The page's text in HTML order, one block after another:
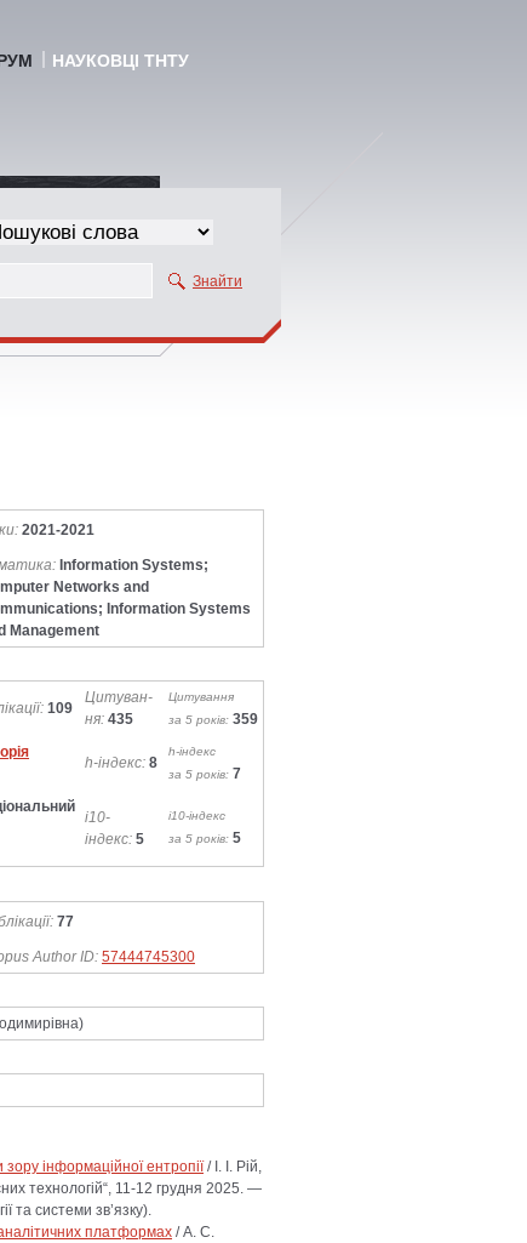
НАУКОВЦІ ТНТУ
Знайти
2021-2021
Information Systems;
Networks and
Information Systems
Management
109
Ци­ту­ван­
ня: 435
Цитування
за 5 років: 359
h-індекс: 8
h-індекс
за 5 років: 7
i10-
індекс: 5
i10-індекс
за 5 років: 5
77
Author ID: 57444745300
інформаційної ентропії/ І. І. Рій,
технологій“, 11-12 грудня 2025. —
системи зв’язку).
платформах / А. С.